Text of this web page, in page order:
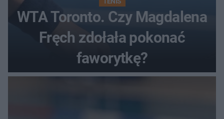
WTA Toronto. Czy Magdalena
Fręch zdołała pokonać
faworytkę?